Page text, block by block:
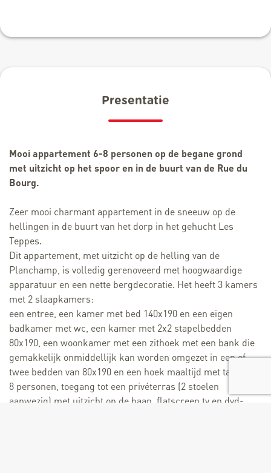
Presentatie
Mooi appartement 6-8 personen op de begane grond
met uitzicht op het spoor en in de buurt van de Rue du
Bourg.
Zeer mooi charmant appartement in de sneeuw op de
hellingen in de buurt van het dorp in het gehucht Les
Teppes.
Dit appartement, met uitzicht op de helling van de
Planchamp, is volledig gerenoveerd met hoogwaardige
apparatuur en een nette bergdecoratie. Het heeft 3 kamers
met 2 slaapkamers:
een entree, een kamer met bed 140x190 en een eigen
badkamer met wc, een kamer met 2x2 stapelbedden
80x190, een woonkamer met een zithoek met een bank die
gemakkelijk onmiddellijk kan worden omgezet in een of
twee bedden van 80x190 en een hoek maaltijd met tafel voor
8 personen, toegang tot een privéterras (2 stoelen
aanwezig) met uitzicht op de baan, flatscreen tv en dvd-